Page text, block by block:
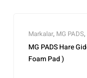
Markalar, MG PADS,
Polisaj ve Parlatma,
MG PADS Hare
Foam Pad )